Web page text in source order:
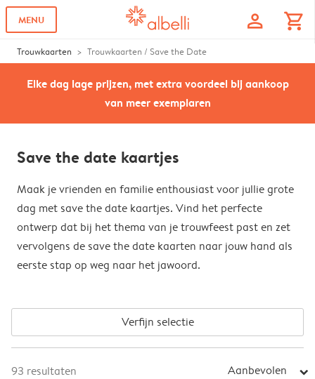
MENU profile shopping_cart
Trouwkaarten Trouwkaarten / Save the Date
Elke dag lage prijzen, met extra voordeel bij aankoop
van meer exemplaren
Save the date kaartjes
Maak je vrienden en familie enthousiast voor jullie grote
dag met save the date kaartjes. Vind het perfecte
ontwerp dat bij het thema van je trouwfeest past en zet
vervolgens de save the date kaarten naar jouw hand als
eerste stap op weg naar het jawoord.
Verfijn selectie
93 resultaten Aanbevolen arrow_right